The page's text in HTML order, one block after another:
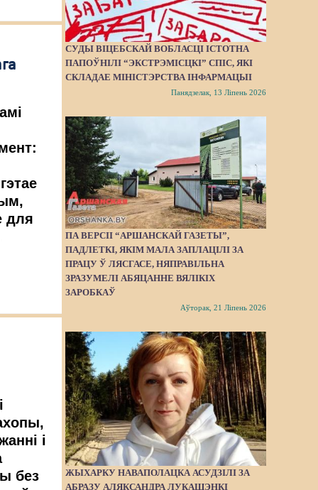
для
і
без
СУДЫ ВІЦЕБСКАЙ ВОБЛАСЦІ ІСТОТНА
ПАПОЎНІЛІ “ЭКСТРЭМІСЦКІ” СПІС, ЯКІ
СКЛАДАЕ МІНІСТЭРСТВА ІНФАРМАЦЫІ
Панядзелак, 13 Ліпень 2026
ПА ВЕРСІІ “АРШАНСКАЙ ГАЗЕТЫ”,
ПАДЛЕТКІ, ЯКІМ МАЛА ЗАПЛАЦІЛІ ЗА
ПРАЦУ Ў ЛЯСГАСЕ, НЯПРАВІЛЬНА
ЗРАЗУМЕЛІ АБЯЦАННЕ ВЯЛІКІХ
ЗАРОБКАЎ
Аўторак, 21 Ліпень 2026
ЖЫХАРКУ НАВАПОЛАЦКА АСУДЗІЛІ ЗА
АБРАЗУ АЛЯКСАНДРА ЛУКАШЭНКІ